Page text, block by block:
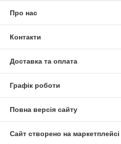
Про нас
Контакти
Доставка та оплата
Графік роботи
Повна версія сайту
Сайт створено на маркетплейсі